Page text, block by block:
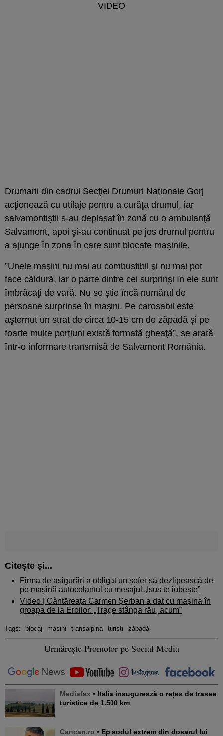
VIDEO
Drumarii din cadrul Secţiei Drumuri Naţionale Gorj
acţionează cu utilaje pentru a curăţa drumul, iar
salvamontiştii s-au deplasat în zonă cu o ambulanţă
Salvamont, apoi şi-au continuat pe jos drumul pentru
a ajunge în zona în care sunt blocate maşinile.
”Unele maşini nu mai au combustibil şi nu mai pot
face căldură, iar o parte dintre cei surprinşi în ele sunt
îmbrăcaţi de vară. Nu se ştie încă numărul de
persoane surprinse în maşini. Pe carosabil este
aşternut un strat de circa 10-15 cm de zăpadă şi pe
foarte multe porţiuni există formată gheaţă”, se arată
într-o informare transmisă de Salvamont România.
Citește și...
Firma de asigurări a obligat un șofer să dezlipească de
pe mașină autocolantul cu mesajul „Isus te iubește”
Video | Cântăreața Carmen Șerban a dat cu mașina în
groapa de la Eroilor: „Trage stânga rău, acum”
Tags: blocaj masini transalpina turisti zăpadă
Urmărește Promotor pe Social Media
Mediafax • Italia inaugurează o rețea de trasee
turistice de 1.500 km
Cancan.ro • Episodul extrem din dosarul lui